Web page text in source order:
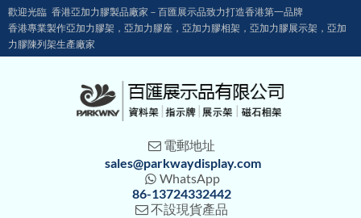
歡迎光臨 香港亞加力膠製品廠家－百匯展示品致力打造香港第一品牌
香港專業製作亞加力膠架，亞加力膠座，亞加力膠相架，亞加力膠展示架，亞加
力膠陳列架生產廠家
 電郵地址
sales@parkwaydisplay.com
 WhatsApp
86-13724332442
不設現貨產品